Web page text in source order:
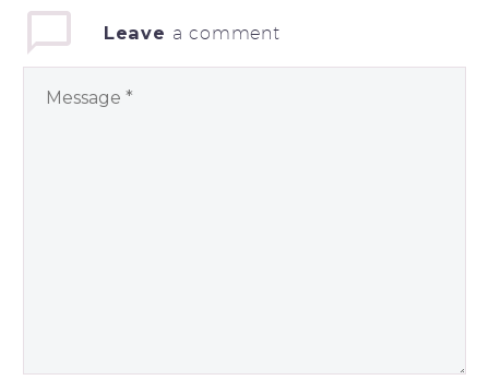
Leave a comment